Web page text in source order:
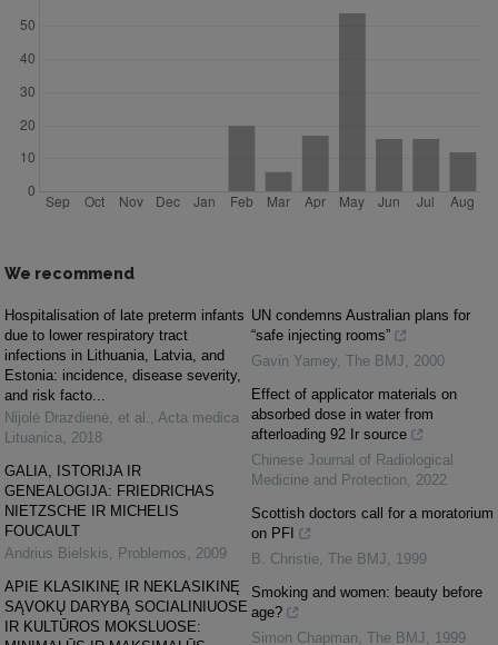
We recommend
Hospitalisation of late preterm infants
due to lower respiratory tract
infections in Lithuania, Latvia, and
Estonia: incidence, disease severity,
and risk facto...
Nijolė Drazdienė, et al. , Acta medica
Lituanica, 2018
GALIA, ISTORIJA IR
GENEALOGIJA: FRIEDRICHAS
NIETZSCHE IR MICHELIS
FOUCAULT
Andrius Bielskis, Problemos, 2009
APIE KLASIKINĘ IR NEKLASIKINĘ
SĄVOKŲ DARYBĄ SOCIALINIUOSE
IR KULTŪROS MOKSLUOSE:
UN condemns Australian plans for
“safe injecting rooms”
Gavin Yamey, The BMJ, 2000
Effect of applicator materials on
absorbed dose in water from
afterloading 92 Ir source
Chinese Journal of Radiological
Medicine and Protection, 2022
Scottish doctors call for a moratorium
on PFI
B. Christie, The BMJ, 1999
Smoking and women: beauty before
age?
Simon Chapman, The BMJ, 1999